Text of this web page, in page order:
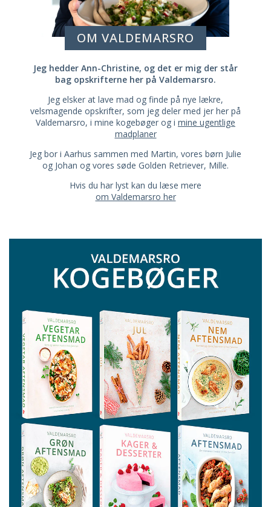
OM VALDEMARSRO
Jeg hedder Ann-Christine, og det er mig der står
bag opskrifterne her på Valdemarsro.
Jeg elsker at lave mad og finde på nye lækre,
velsmagende opskrifter, som jeg deler med jer her på
Valdemarsro, i mine kogebøger og i mine ugentlige
madplaner
Jeg bor i Aarhus sammen med Martin, vores børn Julie
og Johan og vores søde Golden Retriever, Mille.
Hvis du har lyst kan du læse mere
om Valdemarsro her